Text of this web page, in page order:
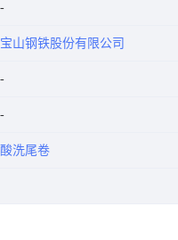
宝山钢铁股份有限公司
酸洗尾卷